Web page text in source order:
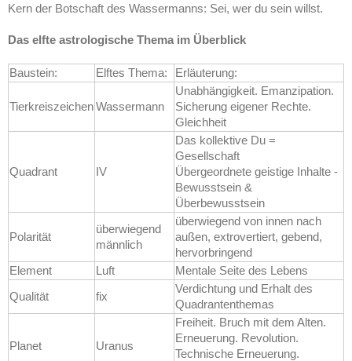
Kern der Botschaft des Wassermanns: Sei, wer du sein willst.
Das elfte astrologische Thema im Überblick
Baustein: Elftes Thema: Erläuterung:
TierkreiszeichenWassermann
Unabhängigkeit. Emanzipation.
Sicherung eigener Rechte.
Gleichheit
Quadrant IV
Das kollektive Du =
Gesellschaft
Übergeordnete geistige Inhalte -
Bewusstsein &
Überbewusstsein
Polarität
überwiegend
männlich
überwiegend von innen nach
außen, extrovertiert, gebend,
hervorbringend
Element
Luft
Mentale Seite des Lebens
Qualität
fix
Verdichtung und Erhalt des
Quadrantenthemas
Planet Uranus
Freiheit. Bruch mit dem Alten.
Erneuerung. Revolution.
Technische Erneuerung.